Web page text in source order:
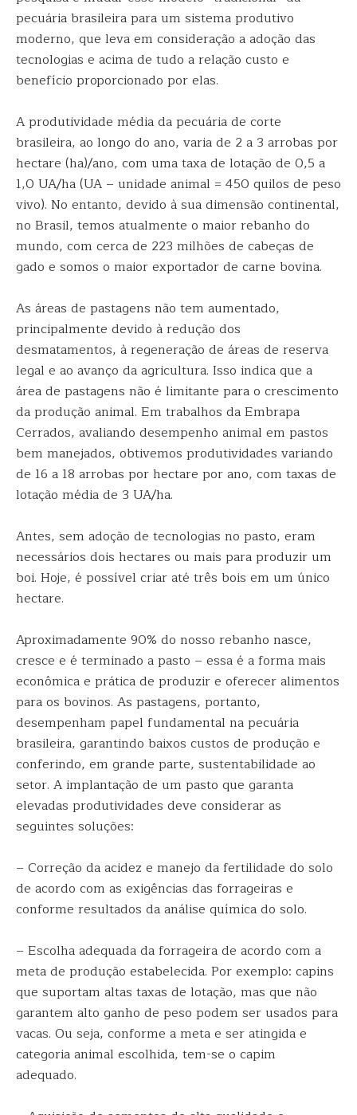
pecuária brasileira para um sistema produtivo
moderno, que leva em consideração a adoção das
tecnologias e acima de tudo a relação custo e
benefício proporcionado por elas.
A produtividade média da pecuária de corte
brasileira, ao longo do ano, varia de 2 a 3 arrobas por
hectare (ha)/ano, com uma taxa de lotação de 0,5 a
1,0 UA/ha (UA – unidade animal = 450 quilos de peso
vivo). No entanto, devido à sua dimensão continental,
no Brasil, temos atualmente o maior rebanho do
mundo, com cerca de 223 milhões de cabeças de
gado e somos o maior exportador de carne bovina.
As áreas de pastagens não tem aumentado,
principalmente devido à redução dos
desmatamentos, à regeneração de áreas de reserva
legal e ao avanço da agricultura. Isso indica que a
área de pastagens não é limitante para o crescimento
da produção animal. Em trabalhos da Embrapa
Cerrados, avaliando desempenho animal em pastos
bem manejados, obtivemos produtividades variando
de 16 a 18 arrobas por hectare por ano, com taxas de
lotação média de 3 UA/ha.
Antes, sem adoção de tecnologias no pasto, eram
necessários dois hectares ou mais para produzir um
boi. Hoje, é possível criar até três bois em um único
hectare.
Aproximadamente 90% do nosso rebanho nasce,
cresce e é terminado a pasto – essa é a forma mais
econômica e prática de produzir e oferecer alimentos
para os bovinos. As pastagens, portanto,
desempenham papel fundamental na pecuária
brasileira, garantindo baixos custos de produção e
conferindo, em grande parte, sustentabilidade ao
setor. A implantação de um pasto que garanta
elevadas produtividades deve considerar as
seguintes soluções:
– Correção da acidez e manejo da fertilidade do solo
de acordo com as exigências das forrageiras e
conforme resultados da análise química do solo.
– Escolha adequada da forrageira de acordo com a
meta de produção estabelecida. Por exemplo: capins
que suportam altas taxas de lotação, mas que não
garantem alto ganho de peso podem ser usados para
vacas. Ou seja, conforme a meta e ser atingida e
categoria animal escolhida, tem-se o capim
adequado.